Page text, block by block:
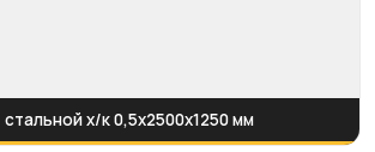
х/к 0,5х2500х1250 мм